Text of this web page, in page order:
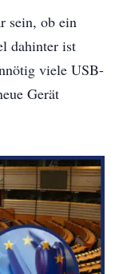
sein, ob ein
dahinter ist
viele USB-
Gerät